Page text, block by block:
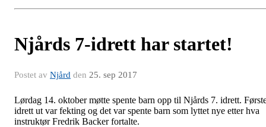
Njårds 7-idrett har startet!
Postet av Njård den 25. sep 2017
Lørdag 14. oktober møtte spente barn opp til Njårds 7. idrett.
idrett ut var fekting og det var spente barn som lyttet nye etter hva
instruktør Fredrik Backer fortalte.